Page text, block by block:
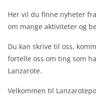
Her vil du finne nyheter
om mange aktiviteter og
Du kan skrive til oss,
fortelle oss om ting som
Lanzarote.
Velkommen til